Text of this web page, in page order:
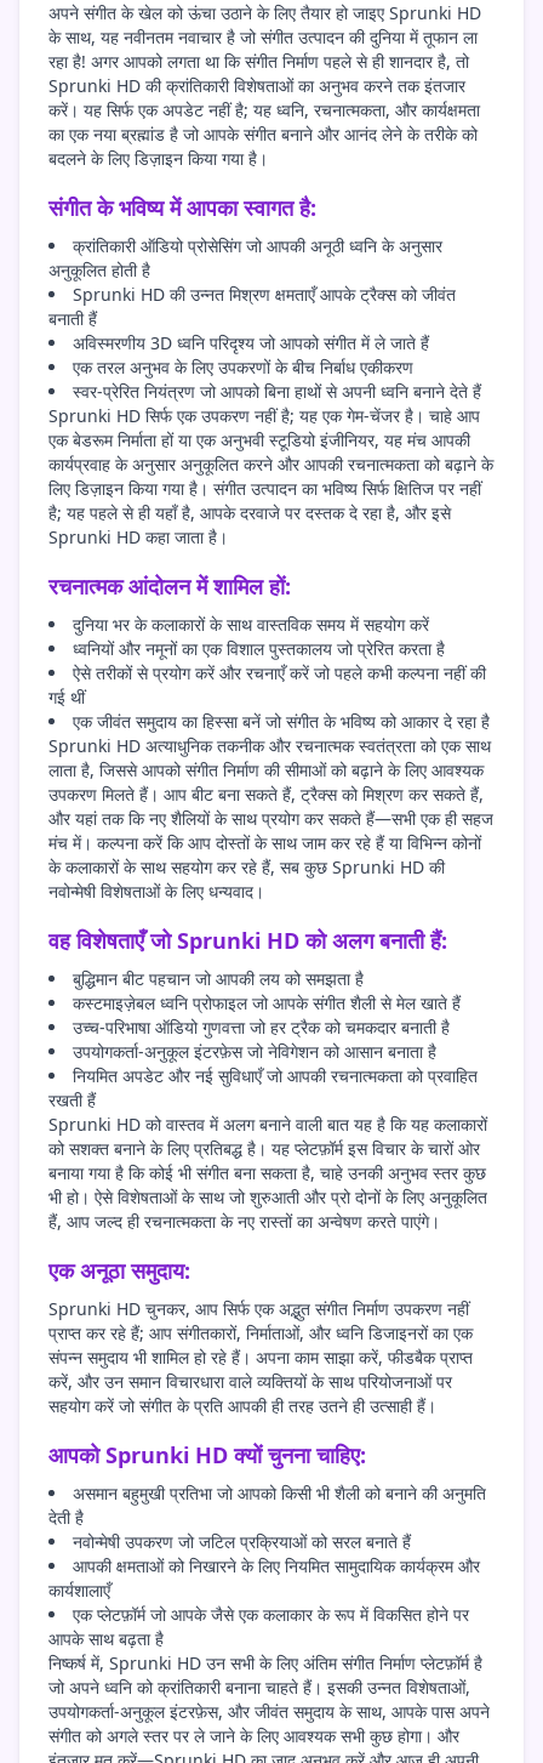
अपने संगीत के खेल को ऊंचा उठाने के लिए तैयार हो जाइए Sprunki HD
के साथ, यह नवीनतम नवाचार है जो संगीत उत्पादन की दुनिया में तूफान ला
रहा है! अगर आपको लगता था कि संगीत निर्माण पहले से ही शानदार है, तो
Sprunki HD की क्रांतिकारी विशेषताओं का अनुभव करने तक इंतजार
करें। यह सिर्फ एक अपडेट नहीं है; यह ध्वनि, रचनात्मकता, और कार्यक्षमता
का एक नया ब्रह्मांड है जो आपके संगीत बनाने और आनंद लेने के तरीके को
बदलने के लिए डिज़ाइन किया गया है।
संगीत के भविष्य में आपका स्वागत है:
क्रांतिकारी ऑडियो प्रोसेसिंग जो आपकी अनूठी ध्वनि के अनुसार
अनुकूलित होती है
Sprunki HD की उन्नत मिश्रण क्षमताएँ आपके ट्रैक्स को जीवंत
बनाती हैं
अविस्मरणीय 3D ध्वनि परिदृश्य जो आपको संगीत में ले जाते हैं
एक तरल अनुभव के लिए उपकरणों के बीच निर्बाध एकीकरण
स्वर-प्रेरित नियंत्रण जो आपको बिना हाथों से अपनी ध्वनि बनाने देते हैं
Sprunki HD सिर्फ एक उपकरण नहीं है; यह एक गेम-चेंजर है। चाहे आप
एक बेडरूम निर्माता हों या एक अनुभवी स्टूडियो इंजीनियर, यह मंच आपकी
कार्यप्रवाह के अनुसार अनुकूलित करने और आपकी रचनात्मकता को बढ़ाने के
लिए डिज़ाइन किया गया है। संगीत उत्पादन का भविष्य सिर्फ क्षितिज पर नहीं
है; यह पहले से ही यहाँ है, आपके दरवाजे पर दस्तक दे रहा है, और इसे
Sprunki HD कहा जाता है।
रचनात्मक आंदोलन में शामिल हों:
दुनिया भर के कलाकारों के साथ वास्तविक समय में सहयोग करें
ध्वनियों और नमूनों का एक विशाल पुस्तकालय जो प्रेरित करता है
ऐसे तरीकों से प्रयोग करें और रचनाएँ करें जो पहले कभी कल्पना नहीं की
गई थीं
एक जीवंत समुदाय का हिस्सा बनें जो संगीत के भविष्य को आकार दे रहा है
Sprunki HD अत्याधुनिक तकनीक और रचनात्मक स्वतंत्रता को एक साथ
लाता है, जिससे आपको संगीत निर्माण की सीमाओं को बढ़ाने के लिए आवश्यक
उपकरण मिलते हैं। आप बीट बना सकते हैं, ट्रैक्स को मिश्रण कर सकते हैं,
और यहां तक कि नए शैलियों के साथ प्रयोग कर सकते हैं—सभी एक ही सहज
मंच में। कल्पना करें कि आप दोस्तों के साथ जाम कर रहे हैं या विभिन्न कोनों
के कलाकारों के साथ सहयोग कर रहे हैं, सब कुछ Sprunki HD की
नवोन्मेषी विशेषताओं के लिए धन्यवाद।
वह विशेषताएँ जो Sprunki HD को अलग बनाती हैं:
बुद्धिमान बीट पहचान जो आपकी लय को समझता है
कस्टमाइज़ेबल ध्वनि प्रोफाइल जो आपके संगीत शैली से मेल खाते हैं
उच्च-परिभाषा ऑडियो गुणवत्ता जो हर ट्रैक को चमकदार बनाती है
उपयोगकर्ता-अनुकूल इंटरफ़ेस जो नेविगेशन को आसान बनाता है
नियमित अपडेट और नई सुविधाएँ जो आपकी रचनात्मकता को प्रवाहित
रखती हैं
Sprunki HD को वास्तव में अलग बनाने वाली बात यह है कि यह कलाकारों
को सशक्त बनाने के लिए प्रतिबद्ध है। यह प्लेटफ़ॉर्म इस विचार के चारों ओर
बनाया गया है कि कोई भी संगीत बना सकता है, चाहे उनकी अनुभव स्तर कुछ
भी हो। ऐसे विशेषताओं के साथ जो शुरुआती और प्रो दोनों के लिए अनुकूलित
हैं, आप जल्द ही रचनात्मकता के नए रास्तों का अन्वेषण करते पाएंगे।
एक अनूठा समुदाय:
Sprunki HD चुनकर, आप सिर्फ एक अद्भुत संगीत निर्माण उपकरण नहीं
प्राप्त कर रहे हैं; आप संगीतकारों, निर्माताओं, और ध्वनि डिजाइनरों का एक
संपन्न समुदाय भी शामिल हो रहे हैं। अपना काम साझा करें, फीडबैक प्राप्त
करें, और उन समान विचारधारा वाले व्यक्तियों के साथ परियोजनाओं पर
सहयोग करें जो संगीत के प्रति आपकी ही तरह उतने ही उत्साही हैं।
आपको Sprunki HD क्यों चुनना चाहिए:
असमान बहुमुखी प्रतिभा जो आपको किसी भी शैली को बनाने की अनुमति
देती है
नवोन्मेषी उपकरण जो जटिल प्रक्रियाओं को सरल बनाते हैं
आपकी क्षमताओं को निखारने के लिए नियमित सामुदायिक कार्यक्रम और
कार्यशालाएँ
एक प्लेटफ़ॉर्म जो आपके जैसे एक कलाकार के रूप में विकसित होने पर
आपके साथ बढ़ता है
निष्कर्ष में, Sprunki HD उन सभी के लिए अंतिम संगीत निर्माण प्लेटफ़ॉर्म है
जो अपने ध्वनि को क्रांतिकारी बनाना चाहते हैं। इसकी उन्नत विशेषताओं,
उपयोगकर्ता-अनुकूल इंटरफ़ेस, और जीवंत समुदाय के साथ, आपके पास अपने
संगीत को अगले स्तर पर ले जाने के लिए आवश्यक सभी कुछ होगा। और